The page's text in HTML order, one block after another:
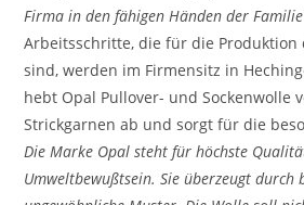
Firma in den fähigen Händen der
Arbeitsschritte, die für die
sind, werden im Firmensitz in
hebt Opal Pullover- und Sockenwolle
Strickgarnen ab und sorgt für die
Die Marke Opal steht für höchste
Umweltbewußtsein. Sie überzeugt